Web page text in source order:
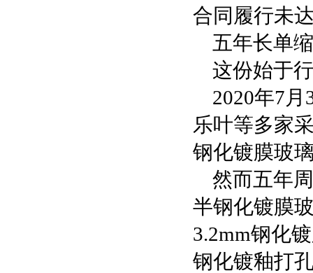
合同履行未
五年长单
这份始于
2020年7
乐叶等多家
钢化镀膜玻
然而五年
半钢化镀膜
3.2mm钢化
钢化镀釉打